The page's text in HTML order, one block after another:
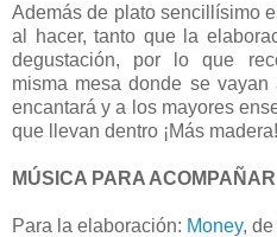
Además de plato sencillísimo
al hacer, tanto que la
degustación, por lo que
misma mesa donde se
encantará y a los mayores
que llevan dentro ¡Más
MÚSICA PARA ACOMPAÑAR
Para la elaboración: Money,